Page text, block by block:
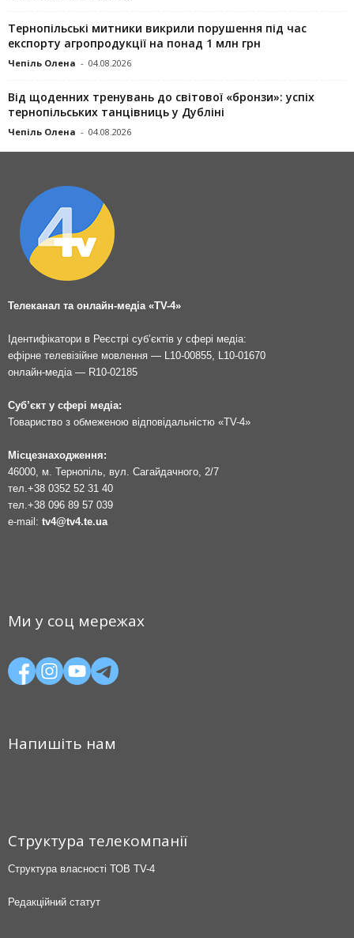
Тернопільські митники викрили порушення під час
експорту агропродукції на понад 1 млн грн
Чепіль Олена - 04.08.2026
Від щоденних тренувань до світової «бронзи»: успіх
тернопільських танцівниць у Дубліні
Чепіль Олена - 04.08.2026
Телеканал та онлайн-медіа «TV-4»
Ідентифікатори в Реєстрі суб’єктів у сфері медіа:
ефірне телевізійне мовлення — L10-00855, L10-01670
онлайн-медіа — R10-02185
Суб’єкт у сфері медіа:
Товариство з обмеженою відповідальністю «TV-4»
Місцезнаходження:
46000, м. Тернопіль, вул. Сагайдачного, 2/7
тел. +38 0352 52 31 40
тел. +38 096 89 57 039
e-mail: tv4@tv4.te.ua
Ми у соц мережах
Напишіть нам
Структура телекомпанії
Структура власності ТОВ TV-4
Редакційний статут